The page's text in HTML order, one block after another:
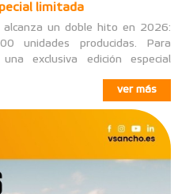
limitada
alcanza un doble hito en 2026:
unidades producidas. Para
exclusiva edición especial
ver más